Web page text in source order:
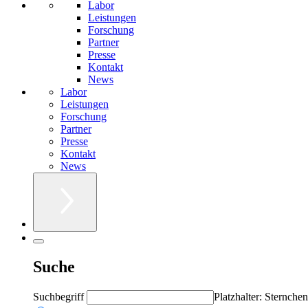
Labor
Leistungen
Forschung
Partner
Presse
Kontakt
News
Labor
Leistungen
Forschung
Partner
Presse
Kontakt
News
Suche
Suchbegriff
Platzhalter: